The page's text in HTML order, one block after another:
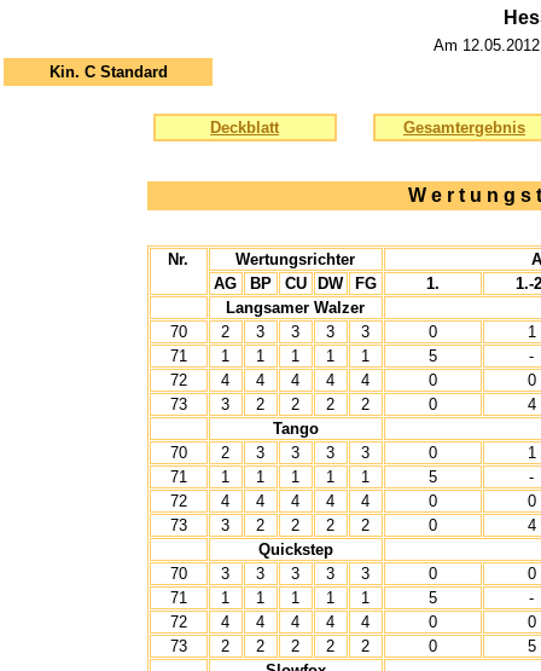
Am
Kin. C Standard
Deckblatt Gesamtergebnis
W e r t u n g s
Nr. Wertungsrichter
AG
BP CU DW FG 1.
1.-
Langsamer Walzer
70
2 3 3 3 3 0
1
71
1 1 1 1 1 5
-
72
4 4 4 4 4 0
0
73
3 2 2 2 2 0
4
Tango
70
2 3 3 3 3 0
1
71
1 1 1 1 1 5
-
72
4 4 4 4 4 0
0
73
3 2 2 2 2 0
4
Quickstep
70
3 3 3 3 3 0
0
71
1 1 1 1 1 5
-
72
4 4 4 4 4 0
0
73
2 2 2 2 2 0
5